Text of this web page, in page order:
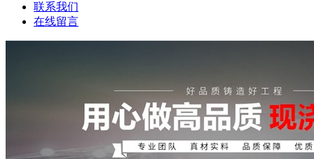
联系我们
在线留言